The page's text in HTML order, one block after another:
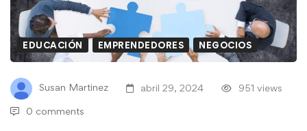
EDUCACIÓN EMPRENDEDORES NEGOCIOS
Susan Martinez abril 29, 2024 951 views
0 comments